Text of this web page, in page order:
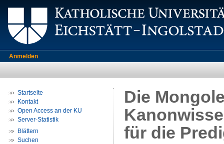
Anmelden
Startseite
Kontakt
Open Access an der KU
Server-Statistik
Blättern
Suchen
Die
für die